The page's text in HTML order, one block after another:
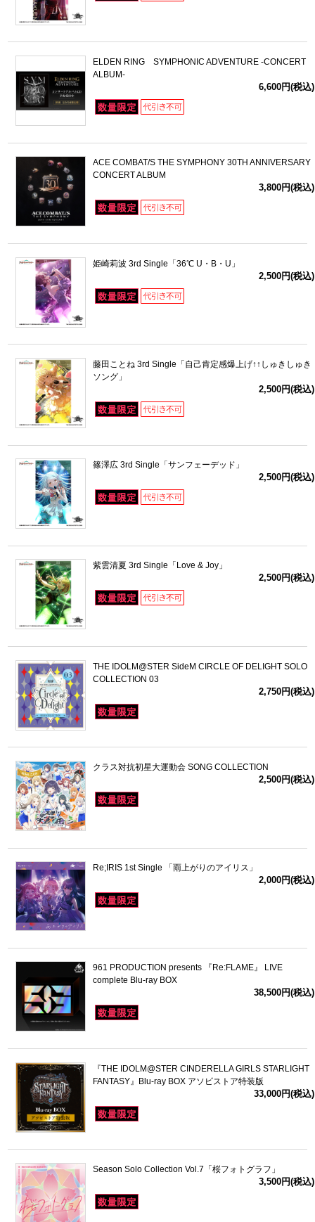
ELDEN RING SYMPHONIC ADVENTURE -CONCERT
ALBUM-
6,600円(税込)
ACE COMBAT/S THE SYMPHONY 30TH ANNIVERSARY
CONCERT ALBUM
3,800円(税込)
姫崎莉波 3rd Single「36℃ U・B・U」
2,500円(税込)
藤田ことね 3rd Single「自己肯定感爆上げ↑↑しゅきしゅき
ソング」
2,500円(税込)
篠澤広 3rd Single「サンフェーデッド」
2,500円(税込)
紫雲清夏 3rd Single「Love & Joy」
2,500円(税込)
THE IDOLM@STER SideM CIRCLE OF DELIGHT SOLO
COLLECTION 03
2,750円(税込)
クラス対抗初星大運動会 SONG COLLECTION
2,500円(税込)
Re;IRIS 1st Single 「雨上がりのアイリス」
2,000円(税込)
961 PRODUCTION presents 『Re:FLAME』 LIVE
complete Blu-ray BOX
38,500円(税込)
『THE IDOLM@STER CINDERELLA GIRLS STARLIGHT
FANTASY』Blu-ray BOX アソビストア特装版
33,000円(税込)
Season Solo Collection Vol.7「桜フォトグラフ」
3,500円(税込)